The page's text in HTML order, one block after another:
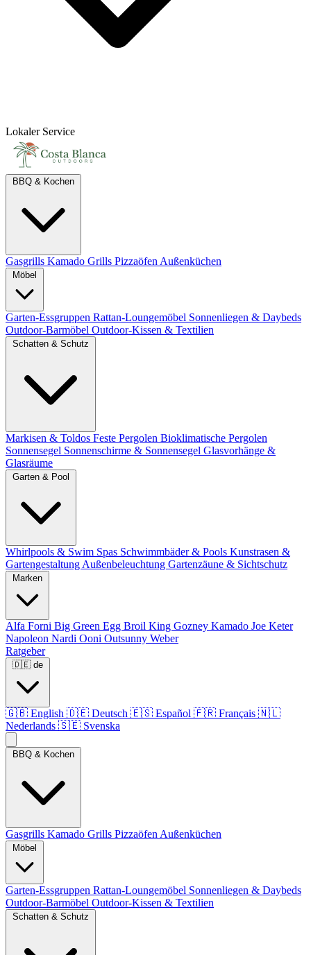
Lokaler Service
Gasgrills Kamado Grills Pizzaöfen Außenküchen
Garten-Essgruppen Rattan-Loungemöbel Sonnenliegen & Daybeds
Outdoor-Barmöbel Outdoor-Kissen & Textilien
Markisen & Toldos Feste Pergolen Bioklimatische Pergolen
Sonnensegel Sonnenschirme & Sonnensegel Glasvorhänge &
Glasräume
Whirlpools & Swim Spas Schwimmbäder & Pools Kunstrasen &
Gartengestaltung Außenbeleuchtung Gartenzäune & Sichtschutz
Alfa Forni Big Green Egg Broil King Gozney Kamado Joe Keter
Napoleon Nardi Ooni Outsunny Weber
Ratgeber
🇩🇪 de
🇬🇧 English 🇩🇪 Deutsch 🇪🇸 Español 🇫🇷 Français 🇳🇱
Nederlands 🇸🇪 Svenska
Gasgrills Kamado Grills Pizzaöfen Außenküchen
Garten-Essgruppen Rattan-Loungemöbel Sonnenliegen & Daybeds
Outdoor-Barmöbel Outdoor-Kissen & Textilien